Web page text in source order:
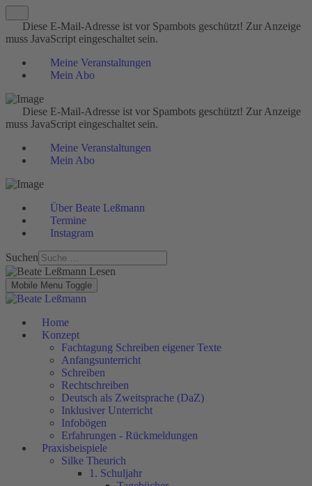
Diese E-Mail-Adresse ist vor Spambots geschützt! Zur Anzeige
muss JavaScript eingeschaltet sein.
Meine Veranstaltungen
Mein Abo
Diese E-Mail-Adresse ist vor Spambots geschützt! Zur Anzeige
muss JavaScript eingeschaltet sein.
Meine Veranstaltungen
Mein Abo
Über Beate Leßmann
Termine
Instagram
Suchen
Mobile Menu Toggle
Home
Konzept
Fachtagung Schreiben eigener Texte
Anfangsunterricht
Schreiben
Rechtschreiben
Deutsch als Zweitsprache (DaZ)
Inklusiver Unterricht
Infobögen
Erfahrungen - Rückmeldungen
Praxisbeispiele
Silke Theurich
1. Schuljahr